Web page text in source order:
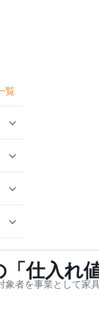
覧
仕入れ
象者を事業として家